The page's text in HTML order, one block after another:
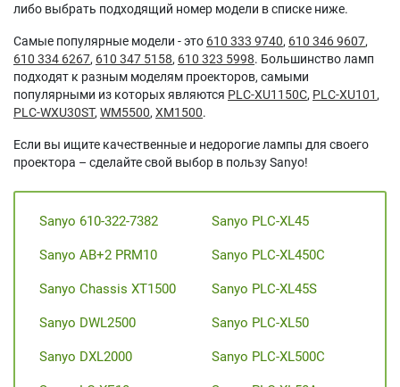
либо выбрать подходящий номер модели в списке ниже.
Самые популярные модели - это 610 333 9740, 610 346 9607,
610 334 6267, 610 347 5158, 610 323 5998. Большинство ламп
подходят к разным моделям проекторов, самыми
популярными из которых являются PLC-XU1150C, PLC-XU101 ,
PLC-WXU30ST, WM5500, XM1500.
Если вы ищите качественные и недорогие лампы для своего
проектора – сделайте свой выбор в пользу Sanyo!
Sanyo 610-322-7382
Sanyo AB+2 PRM10
Sanyo Chassis XT1500
Sanyo DWL2500
Sanyo DXL2000
Sanyo PLC-XL45
Sanyo PLC-XL450C
Sanyo PLC-XL45S
Sanyo PLC-XL50
Sanyo PLC-XL500C